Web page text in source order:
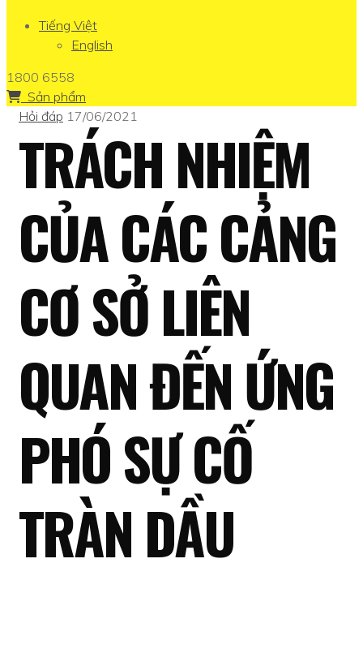
Tiếng Việt
English
1800 6558
Sản phẩm
Hỏi đáp 17/06/2021
TRÁCH NHIỆM
CỦA CÁC CẢNG
CƠ SỞ LIÊN
QUAN ĐẾN ỨNG
PHÓ SỰ CỐ
TRÀN DẦU